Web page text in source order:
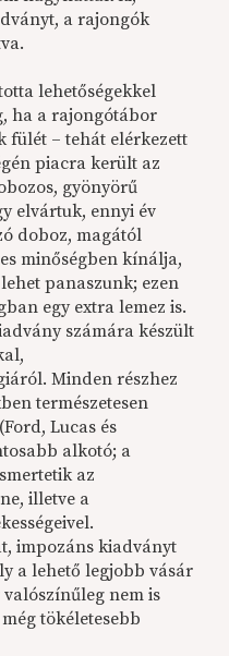
a rajongók
lehetőségekkel
ha a rajongótábor
fülét – tehát elérkezett
piacra került az
gyönyörű
elvártuk, ennyi év
doboz, magától
minőségben kínálja,
panaszunk; ezen
egy extra lemez is.
számára készült
Minden részhez
természetesen
Lucas és
alkotó; a
az
illetve a
impozáns kiadványt
a lehető legjobb vásár
nem is
tökéletesebb